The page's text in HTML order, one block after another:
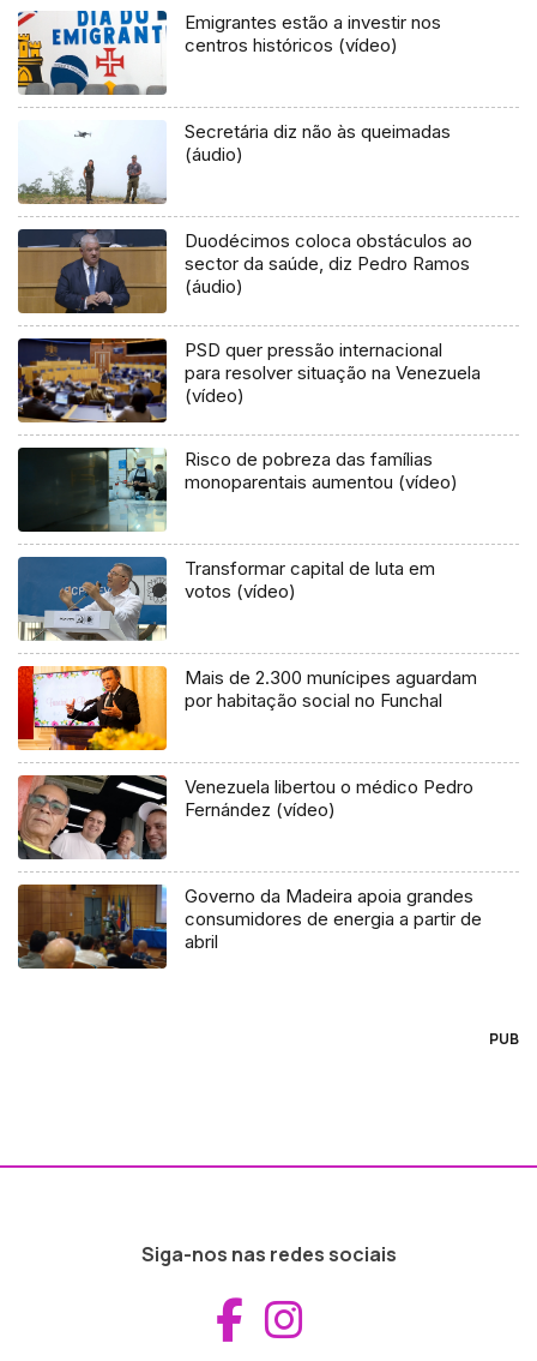
Emigrantes estão a investir nos
centros históricos (vídeo)
Secretária diz não às queimadas
(áudio)
Duodécimos coloca obstáculos ao
sector da saúde, diz Pedro Ramos
(áudio)
PSD quer pressão internacional
para resolver situação na Venezuela
(vídeo)
Risco de pobreza das famílias
monoparentais aumentou (vídeo)
Transformar capital de luta em
votos (vídeo)
Mais de 2.300 munícipes aguardam
por habitação social no Funchal
Venezuela libertou o médico Pedro
Fernández (vídeo)
Governo da Madeira apoia grandes
consumidores de energia a partir de
abril
PUB
Siga-nos nas redes sociais
Aceder ao